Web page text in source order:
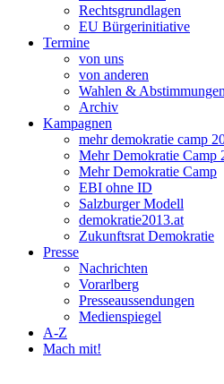
Rechtsgrundlagen
EU Bürgerinitiative
Termine
von uns
von anderen
Wahlen & Abstimmungen
Archiv
Kampagnen
mehr demokratie camp
Mehr Demokratie Camp
Mehr Demokratie Camp
EBI ohne ID
Salzburger Modell
demokratie2013.at
Zukunftsrat Demokratie
Presse
Nachrichten
Vorarlberg
Presseaussendungen
Medienspiegel
A-Z
Mach mit!